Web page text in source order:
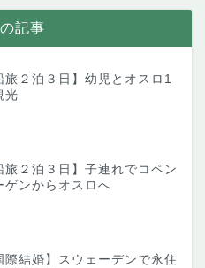
記事
旅２泊３日】幼児とオスロ1
光
旅２泊３日】子連れでコペン
ゲンからオスロへ
際結婚】スウェーデンで永住